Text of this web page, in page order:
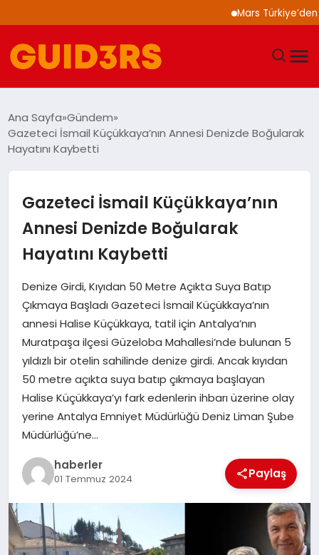
Mars Türkiye’den
YAŞAM
SAĞLIK
EKONOMI
MAGAZIN
EĞITIM
Ana Sayfa Gündem
Gazeteci İsmail Küçükkaya’nın Annesi Denizde Boğularak
Hayatını Kaybetti
Gazeteci İsmail Küçükkaya’nın
Annesi Denizde Boğularak
Hayatını Kaybetti
Denize Girdi, Kıyıdan 50 Metre Açıkta Suya Batıp
Çıkmaya Başladı Gazeteci İsmail Küçükkaya’nın
annesi Halise Küçükkaya, tatil için Antalya’nın
Muratpaşa ilçesi Güzeloba Mahallesi’nde bulunan 5
yıldızlı bir otelin sahilinde denize girdi. Ancak kıyıdan
50 metre açıkta suya batıp çıkmaya başlayan
Halise Küçükkaya’yı fark edenlerin ihbarı üzerine olay
yerine Antalya Emniyet Müdürlüğü Deniz Liman Şube
Müdürlüğü’ne…
haberler
01 Temmuz 2024 Paylaş